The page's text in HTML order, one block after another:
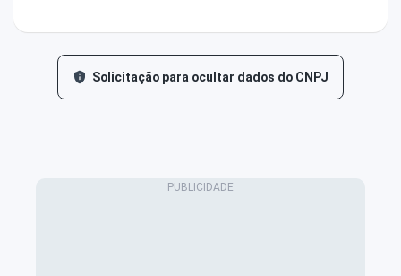
Solicitação para ocultar dados do CNPJ